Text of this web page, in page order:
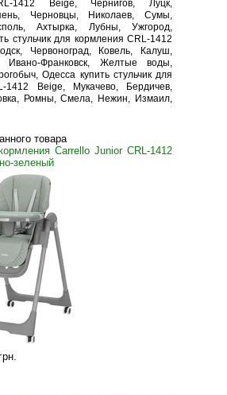
1412 Beige, Чернигов, Луцк,
Черновцы, Николаев, Сумы,
Ахтырка, Лубны, Ужгород,
стульчик для кормления CRL-1412
Червоноград, Ковель, Калуш,
Ивано-Франковск, Желтые воды,
Одесса купить стульчик для
1412 Beige, Мукачево, Бердичев,
Ромны, Смела, Нежин, Измаил,
товара
Carrello Junior CRL-1412
зеленый
.